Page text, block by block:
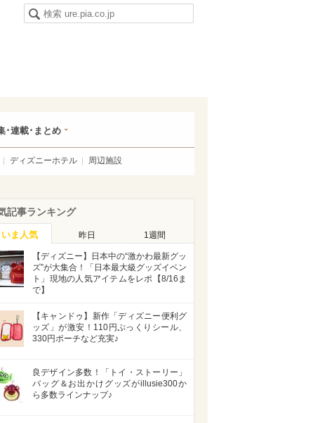
･連載･まとめ
ディズニーホテル 周辺施設
記事ランキング
いま人気 昨日 1週間
【ディズニー】日本中の“激かわ最新グッ
ズ”が大集合！「日本最大級グッズイベン
ト」現地の人気アイテムをレポ【8/16ま
で】
【キャンドゥ】新作「ディズニー便利グ
ッズ」が激安！110円ぷっくりシール、
330円ポーチなど充実♪
良デザイン多数！「トイ・ストーリー」
バッグ＆お出かけグッズがillusie300か
ら多数ラインナップ♪